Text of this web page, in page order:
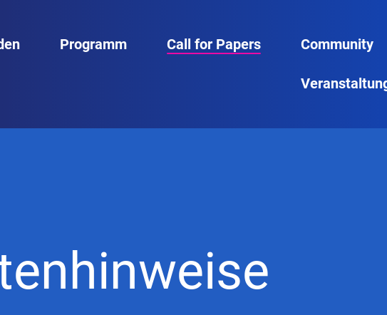
Programm Call for Papers Community